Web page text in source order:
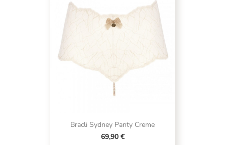
Bracli Sydney Panty Creme
69,90 €